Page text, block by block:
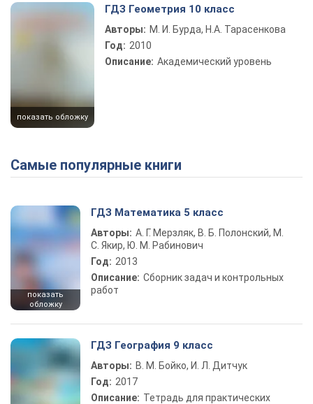
показать обложку
ГДЗ Геометрия 10 класс
Авторы: М. И. Бурда, Н.А. Тарасенкова
Год: 2010
Описание: Академический уровень
Самые популярные книги
показать
обложку
ГДЗ Математика 5 класс
Авторы: А. Г. Мерзляк, В. Б. Полонский, М.
С. Якир, Ю. М. Рабинович
Год: 2013
Описание: Сборник задач и контрольных
работ
ГДЗ География 9 класс
Авторы: В. М. Бойко, И. Л. Дитчук
Год: 2017
Описание: Тетрадь для практических